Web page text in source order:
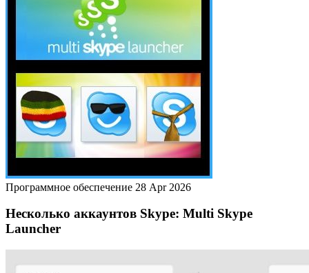
Программное обеспечение 28 Apr 2026
Несколько аккаунтов Skype: Multi Skype
Launcher